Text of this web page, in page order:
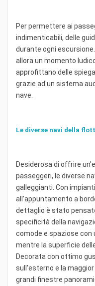
Per permettere ai
indimenticabili, delle
durante ogni
allora un momento
approfittano delle
grazie ad un sistema
nave.
Le diverse navi della
Desiderosa di offrire
passeggeri, le diverse
galleggianti. Con
all'appuntamento a
dettaglio è stato
specificità della
comode e spaziose con
mentre la superficie
Decorata con ottimo
sull'esterno e la
grandi finestre